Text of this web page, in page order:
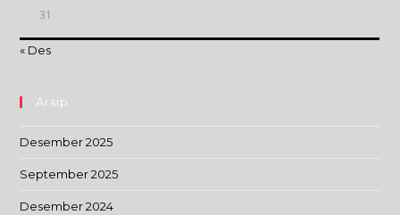
31
« Des
Arsip
Desember 2025
September 2025
Desember 2024